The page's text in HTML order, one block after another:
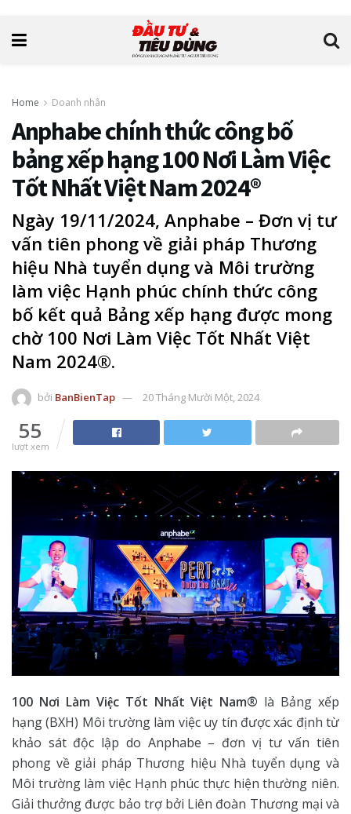
Home Doanh nhân
Anphabe chính thức công bố
bảng xếp hạng 100 Nơi Làm Việc
Tốt Nhất Việt Nam 2024®
Ngày 19/11/2024, Anphabe – Đơn vị tư
vấn tiên phong về giải pháp Thương
hiệu Nhà tuyển dụng và Môi trường
làm việc Hạnh phúc chính thức công
bố kết quả Bảng xếp hạng được mong
chờ 100 Nơi Làm Việc Tốt Nhất Việt
Nam 2024®.
bởi BanBienTap 20 Tháng Mười Một, 2024
55
lượt xem
100 Nơi Làm Việc Tốt Nhất Việt Nam® là Bảng xếp
hạng (BXH) Môi trường làm việc uy tín được xác định từ
khảo sát độc lập do Anphabe – đơn vị tư vấn tiên
phong về giải pháp Thương hiệu Nhà tuyển dụng và
Môi trường làm việc Hạnh phúc thực hiện thường niên.
Giải thưởng được bảo trợ bởi Liên đoàn Thương mại và